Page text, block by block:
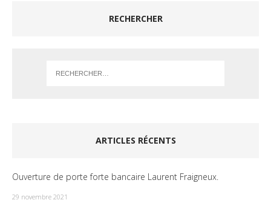
RECHERCHER
ARTICLES RÉCENTS
Ouverture de porte forte bancaire Laurent Fraigneux.
29 novembre 2021